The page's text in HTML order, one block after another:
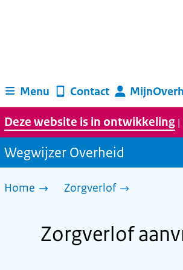
Menu
Contact
Deze website is in ontwikkeling |
Wegwijzer Overheid
Home Zorgverlof
Zorgverlof